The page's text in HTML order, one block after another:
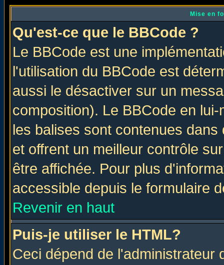
Mise en
Qu'est-ce que le BBCode ?
Le BBCode est une
l'utilisation du BBCode est
aussi le désactiver sur un
composition). Le BBCode en
les balises sont contenues
et offrent un meilleur contrôle
être affichée. Pour plus
accessible depuis le formulaire
Revenir en haut
Puis-je utiliser le HTML?
Ceci dépend de l'administrateur